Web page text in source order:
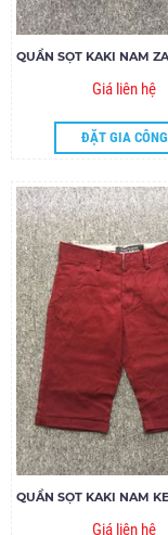
Giá liên hệ
ĐẶT GIA CÔNG
Giá liên hệ